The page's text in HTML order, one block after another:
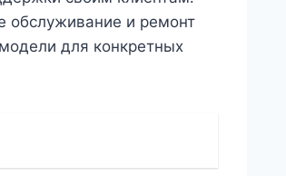
обслуживание и ремонт
для конкретных